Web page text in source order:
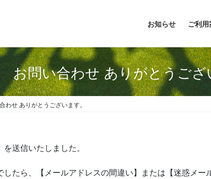
お知らせ ご利
お問い合わせ ありがとうご
わせ ありがとうございます。
送信いたしました。
たら、【メールアドレスの間違い】または【迷惑メ